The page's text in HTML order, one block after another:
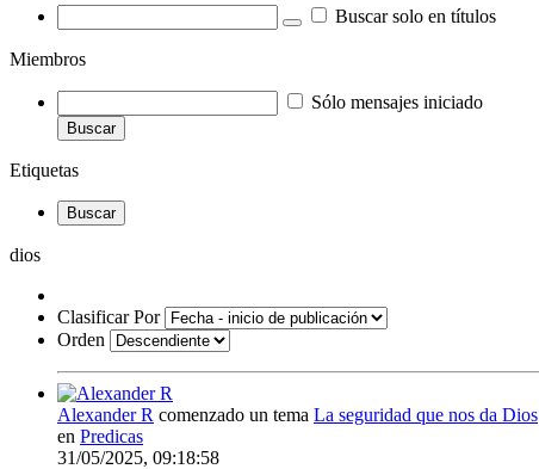
Buscar solo en títulos
Miembros
Sólo mensajes iniciado
Buscar
Etiquetas
Buscar
dios
Clasificar Por
Orden
Alexander R comenzado un tema La seguridad que nos da Dios
en Predicas
31/05/2025, 09:18:58